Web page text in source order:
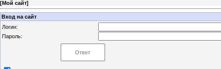
[Мой сайт]
Вход на сайт
Логин:
Пароль: